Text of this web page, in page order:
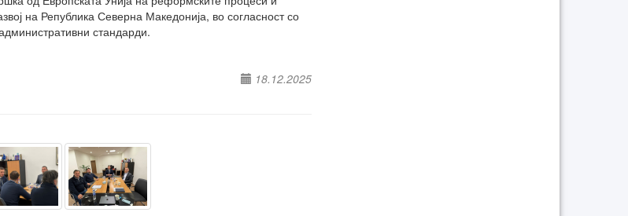
на Република Северна Македонија, во согласност со
стандарди.
18.12.2025